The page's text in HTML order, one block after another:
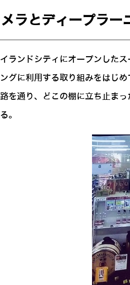
ラとディープラー
ランドシティにオープンした
グに利用する取り組みをはじ
を通り、どこの棚に立ち止ま
。